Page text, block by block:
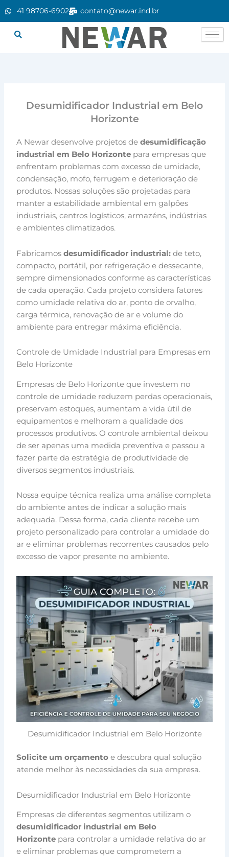
41 98706-6902 contato@newar.ind.br
Desumidificador Industrial em Belo
Horizonte
A Newar desenvolve projetos dedesumidificação
industrial em Belo Horizonte para empresas que
enfrentam problemas com excesso de umidade,
condensação, mofo, ferrugem e deterioração de
produtos. Nossas soluções são projetadas para
manter a estabilidade ambiental em galpões
industriais, centros logísticos, armazéns, indústrias
e ambientes climatizados.
Fabricamosdesumidificador industrial:de teto,
compacto, portátil, por refrigeração e dessecante,
sempre dimensionados conforme as características
de cada operação. Cada projeto considera fatores
como umidade relativa do ar, ponto de orvalho,
carga térmica, renovação de ar e volume do
ambiente para entregar máxima eficiência.
Controle de Umidade Industrial para Empresas em
Belo Horizonte
Empresas de Belo Horizonte que investem no
controle de umidade reduzem perdas operacionais,
preservam estoques, aumentam a vida útil de
equipamentos e melhoram a qualidade dos
processos produtivos. O controle ambiental deixou
de ser apenas uma medida preventiva e passou a
fazer parte da estratégia de produtividade de
diversos segmentos industriais.
Nossa equipe técnica realiza uma análise completa
do ambiente antes de indicar a solução mais
adequada. Dessa forma, cada cliente recebe um
projeto personalizado para controlar a umidade do
ar e eliminar problemas recorrentes causados pelo
excesso de vapor presente no ambiente.
Desumidificador Industrial em Belo Horizonte
Solicite um orçamento e descubra qual solução
atende melhor às necessidades da sua empresa.
Desumidificador Industrial em Belo Horizonte
Empresas de diferentes segmentos utilizam o
desumidificador industrial em Belo
Horizonte para controlar a umidade relativa do ar
e eliminar problemas que comprometem a